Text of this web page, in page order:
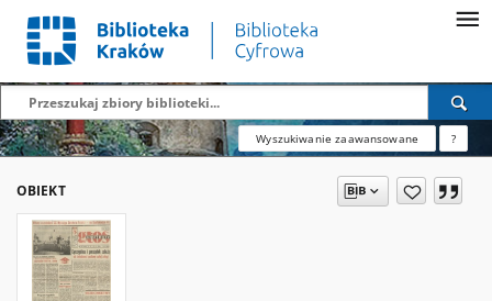
Wyszukiwanie zaawansowane ?
OBIEKT